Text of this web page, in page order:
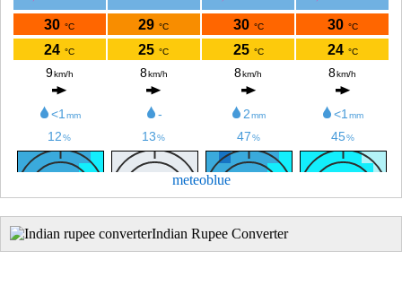
meteoblue
Indian Rupee Converter